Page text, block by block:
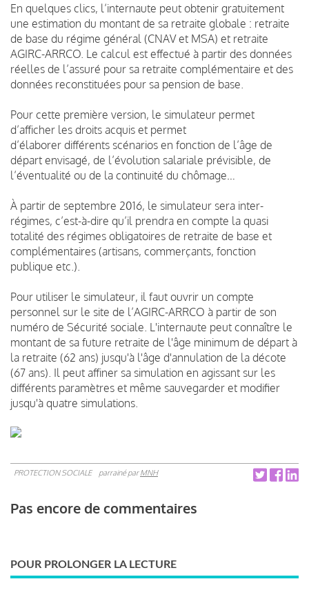
En quelques clics, l’internaute peut obtenir gratuitement
une estimation du montant de sa retraite globale : retraite
de base du régime général (CNAV et MSA) et retraite
AGIRC-ARRCO. Le calcul est effectué à partir des données
réelles de l’assuré pour sa retraite complémentaire et des
données reconstituées pour sa pension de base.
Pour cette première version, le simulateur permet
d’afficher les droits acquis et permet
d’élaborer différents scénarios en fonction de l’âge de
départ envisagé, de l’évolution salariale prévisible, de
l’éventualité ou de la continuité du chômage…
À partir de septembre 2016, le simulateur sera inter-
régimes, c’est-à-dire qu’il prendra en compte la quasi
totalité des régimes obligatoires de retraite de base et
complémentaires (artisans, commerçants, fonction
publique etc.).
Pour utiliser le simulateur, il faut ouvrir un compte
personnel sur le site de l’AGIRC-ARRCO à partir de son
numéro de Sécurité sociale. L'internaute peut connaître le
montant de sa future retraite de l'âge minimum de départ à
la retraite (62 ans) jusqu'à l'âge d'annulation de la décote
(67 ans). Il peut affiner sa simulation en agissant sur les
différents paramètres et même sauvegarder et modifier
jusqu'à quatre simulations.
PROTECTION SOCIALE parrainé parMNH
Pas encore de commentaires
POUR PROLONGER LA LECTURE